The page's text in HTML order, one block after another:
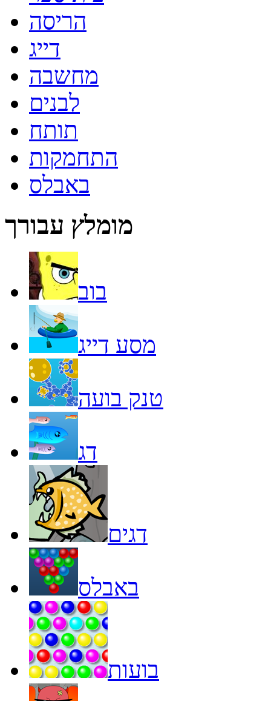
הריסה
דייג
מחשבה
לבנים
תותח
התחמקות
באבלס
מומלץ עבורך
בוב
מסע דייג
טנק בועה
דג
דגים
באבלס
בועות